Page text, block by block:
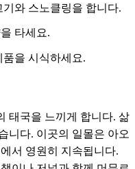
와 스노클링을 합니다.
타세요.
을 시식하세요.
태국을 느끼게 합니다. 삶
니다. 이곳의 일몰은 아오
서 영원히 지속됩니다.